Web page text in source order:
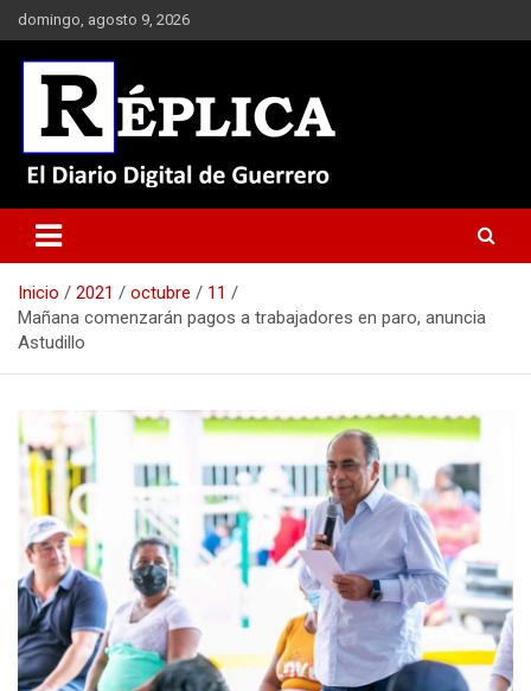
Saltar
al
contenido
domingo, agosto 9, 2026
Réplica
Inicio 2021 octubre
11
Mañana comenzarán pagos a trabajadores en paro, anuncia
Astudillo